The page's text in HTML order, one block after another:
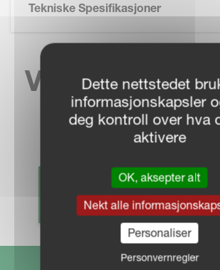
Tekniske Spesifikasjoner
VELG DITT
FINN DIN
Dette nettstedet
informasjonskapsler
deg kontroll over hva
aktivere
OK, aksepter alt
Nekt alle
Personaliser
Personvernregler